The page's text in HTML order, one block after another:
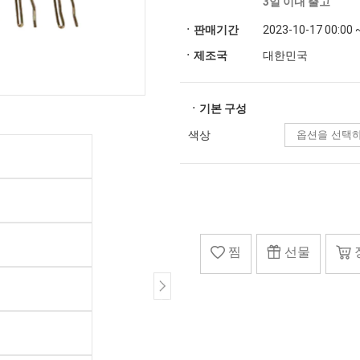
ㆍ판매기간
2023-10-17 00:00
ㆍ제조국
대한민국
ㆍ기본 구성
색상
찜 선물